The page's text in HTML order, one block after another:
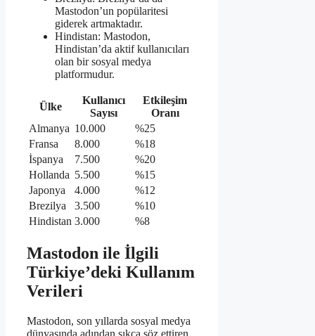
Mastodon’un popülaritesi
giderek artmaktadır.
Hindistan: Mastodon,
Hindistan’da aktif kullanıcıları
olan bir sosyal medya
platformudur.
Ülke
Kullanıcı
Sayısı
Etkileşim
Oranı
Almanya 10.000
%25
Fransa
8.000
%18
İspanya
7.500
%20
Hollanda 5.500
%15
Japonya
4.000
%12
Brezilya
3.500
%10
Hindistan 3.000 %8
Mastodon ile İlgili
Türkiye’deki Kullanım
Verileri
Mastodon, son yıllarda sosyal medya